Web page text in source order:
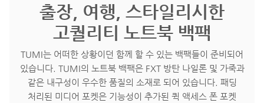
출장, 여행, 스타일리시한
고퀄리티 노트북 백팩
TUMI는 어떠한 상황이던 함께 할 수 있는 백팩들이 준비되어
있습니다. TUMI의 노트북 백팩은 FXT 방탄 나일론 및 가죽과
같은 내구성이 우수한 품질의 소재로 되어 있습니다. 패딩
처리된 미디어 포켓은 기능성이 추가된 퀵 액세스 폰 포켓